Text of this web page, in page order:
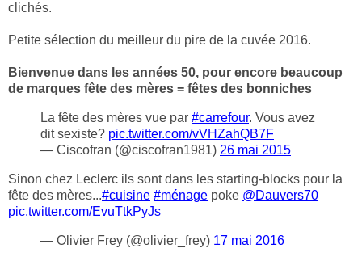
clichés.
Petite sélection du meilleur du pire de la cuvée 2016.
Bienvenue dans les années 50, pour encore beaucoup
de marques fête des mères = fêtes des bonniches
La fête des mères vue par #carrefour. Vous avez
dit sexiste? pic.twitter.com/vVHZahQB7F
— Ciscofran (@ciscofran1981) 26 mai 2015
Sinon chez Leclerc ils sont dans les starting-blocks pour la
fête des mères...#cuisine #ménage poke @Dauvers70
pic.twitter.com/EvuTtkPyJs
— Olivier Frey (@olivier_frey) 17 mai 2016